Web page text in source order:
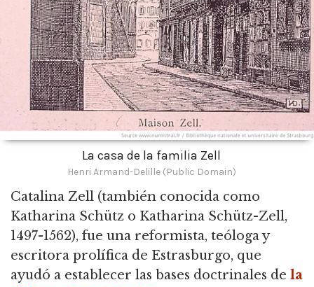
La casa de la familia Zell
Henri Armand-Delille (Public Domain)
Catalina Zell (también conocida como
Katharina Schütz o Katharina Schütz-Zell,
1497-1562), fue una reformista, teóloga y
escritora prolífica de Estrasburgo, que
ayudó a establecer las bases doctrinales de la